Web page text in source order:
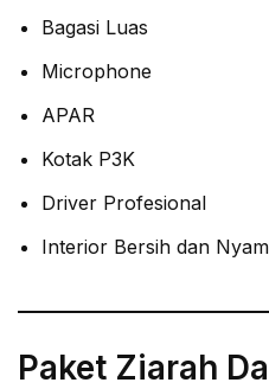
Bagasi Luas
Microphone
APAR
Kotak P3K
Driver Profesional
Interior Bersih dan
Paket Ziarah